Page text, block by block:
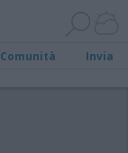
Comunità Invia